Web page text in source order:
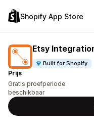
Shopify App Store
Etsy
Built for Shopify
Prijs
Gratis proefperiode
beschikbaar